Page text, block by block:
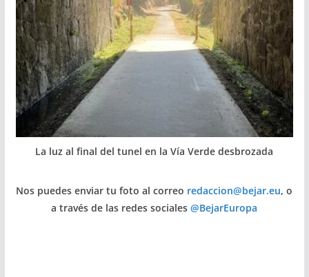
La luz al final del tunel en la Vía Verde desbrozada
Nos puedes enviar tu foto al correo redaccion@bejar.eu, o
a través de las redes sociales@BejarEuropa